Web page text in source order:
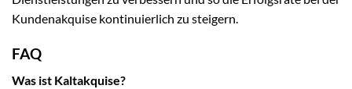
Kundenakquise kontinuierlich zu steigern.
FAQ
Was ist Kaltakquise?